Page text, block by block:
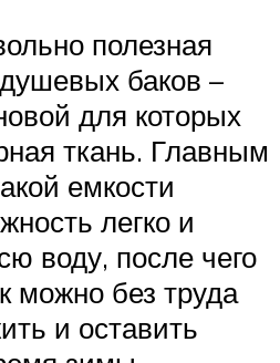
полезная
баков –
для которых
ткань. Главным
емкости
легко и
воду, после чего
можно без труда
и оставить